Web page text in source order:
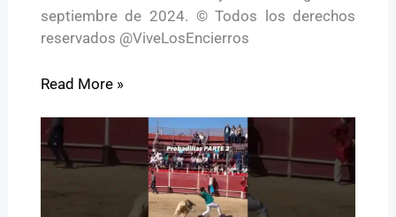
septiembre de 2024. © Todos los derechos
reservados @ViveLosEncierros
Read More »